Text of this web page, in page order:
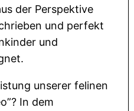
der Perspektive
und perfekt
und
unserer felinen
In dem